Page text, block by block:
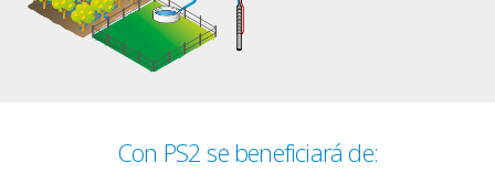
Con PS2 se beneficiará de: